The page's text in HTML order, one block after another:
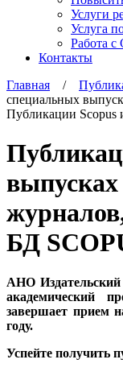
Услуги
Услуга
Работа с
Контакты
Главная /
специальных
Публикации Scopus
БД
АНО
академический
завершает прием
году.
Успейте получить